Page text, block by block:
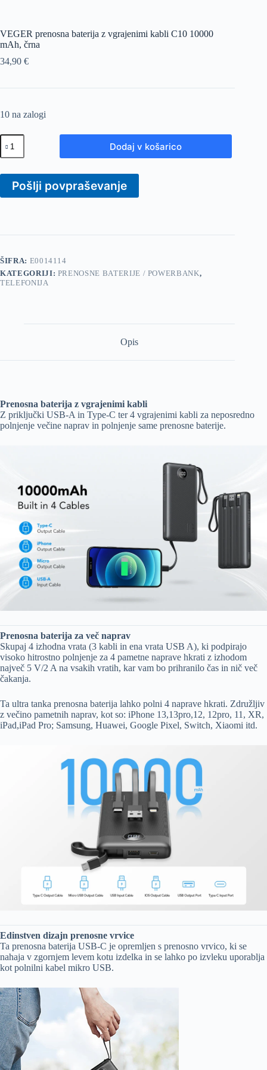
VEGER prenosna baterija z vgrajenimi kabli C10 10000
mAh, črna
34,90 €
10 na zalogi
VEGER
prenosna
baterija
vgrajenimi
kabli
C10
Dodaj v košarico
Pošlji povpraševanje
ŠIFRA: E0014114
KATEGORIJI: PRENOSNE BATERIJE / POWERBANK,
TELEFONIJA
Opis
Prenosna baterija z vgrajenimi kabli
Z priključki USB-A in Type-C ter 4 vgrajenimi kabli za neposredno
polnjenje večine naprav in polnjenje same prenosne baterije.
Prenosna baterija za več naprav
Skupaj 4 izhodna vrata (3 kabli in ena vrata USB A), ki podpirajo
visoko hitrostno polnjenje za 4 pametne naprave hkrati z izhodom
največ 5 V/2 A na vsakih vratih, kar vam bo prihranilo čas in nič več
čakanja.
Ta ultra tanka prenosna baterija lahko polni 4 naprave hkrati. Združljiv
z večino pametnih naprav, kot so: iPhone 13,13pro,12, 12pro, 11, XR,
iPad,iPad Pro; Samsung, Huawei, Google Pixel, Switch, Xiaomi itd.
Edinstven dizajn prenosne vrvice
Ta prenosna baterija USB-C je opremljen s prenosno vrvico, ki se
nahaja v zgornjem levem kotu izdelka in se lahko po izvleku uporablja
kot polnilni kabel mikro USB.